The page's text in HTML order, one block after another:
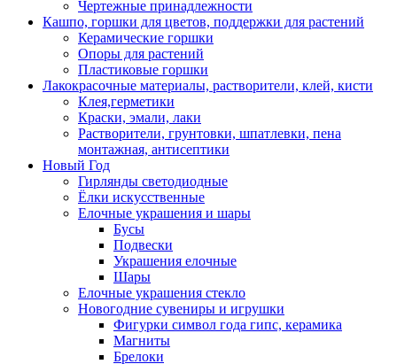
Чертежные принадлежности
Кашпо, горшки для цветов, поддержки для растений
Керамические горшки
Опоры для растений
Пластиковые горшки
Лакокрасочные материалы, растворители, клей, кисти
Клея,герметики
Краски, эмали, лаки
Растворители, грунтовки, шпатлевки, пена
монтажная, антисептики
Новый Год
Гирлянды светодиодные
Ёлки искусственные
Елочные украшения и шары
Бусы
Подвески
Украшения елочные
Шары
Елочные украшения стекло
Новогодние сувениры и игрушки
Фигурки символ года гипс, керамика
Магниты
Брелоки